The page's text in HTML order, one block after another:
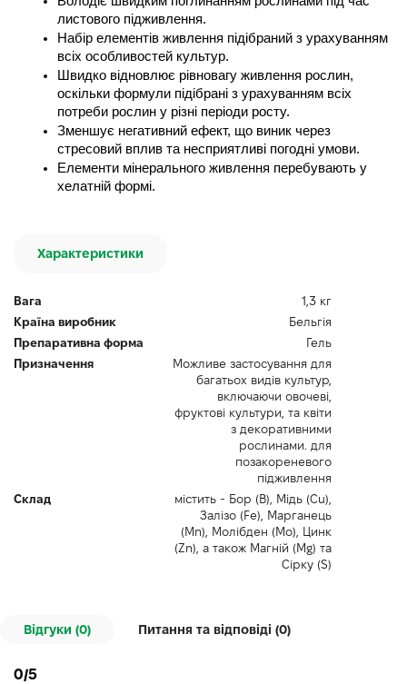
листового підживлення.
Набір елементів живлення підібраний з урахуванням
всіх особливостей культур.
Швидко відновлює рівновагу живлення рослин,
оскільки формули підібрані з урахуванням всіх
потреби рослин у різні періоди росту.
Зменшує негативний ефект, що виник через
стресовий вплив та несприятливі погодні умови.
Елементи мінерального живлення перебувають у
хелатній формі.
Характеристики
Вага
1,3 кг
Країна виробник
Бельгія
Препаративна форма
Гель
Призначення
Можливе застосування для
багатьох видів культур,
включаючи овочеві,
фруктові культури, та квіти
з декоративними
рослинами. для
позакореневого
підживлення
Склад
містить - Бор (B), Мідь (Cu),
Залізо (Fe), Марганець
(Mn), Молібден (Mo), Цинк
(Zn), а також Магній (Mg) та
Сірку (S)
Відгуки (0) Питання та відповіді (0)
0/5